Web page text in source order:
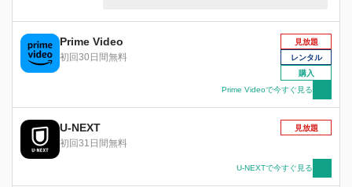
令官（ファン・ジョンミン）は、陸軍内の秘密組
織“ハナ会”の将校たちを率い、新たな独裁者とし
て君臨すべく、同年 12 月 12 日にクーデターを
決行する。一方、高潔な軍人として知られる首都
警備司令官イ・テシン（チョン・ウソン）は、部
下の中にハナ会のメンバーが潜む圧倒的不利な状
者”チョン・ドゥグァンの暴走を食い止めるべく
立ち上がる。
Prime Video
初回30日間無料
見放題
レンタル
購入
Prime Videoで今すぐ見る
U-NEXT
初回31日間無料
見放題
U-NEXTで今すぐ見る